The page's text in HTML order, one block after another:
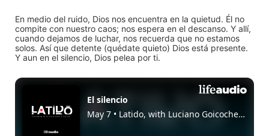
En medio del ruido, Dios nos encuentra en la quietud. Él no
compite con nuestro caos; nos espera en el descanso. Y allí,
cuando dejamos de luchar, nos recuerda que no estamos
solos. Así que detente (quédate quieto) Dios está presente.
Y aun en el silencio, Dios pelea por ti.